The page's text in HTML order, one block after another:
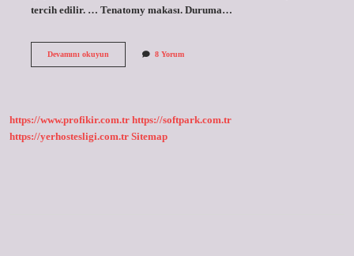
tercih edilir. … Tenatomy makası. Duruma…
Devamını okuyunAmeliyathanede8 Yorum
https://www.profikir.com.tr https://softpark.com.tr
https://yerhostesligi.com.tr Sitemap